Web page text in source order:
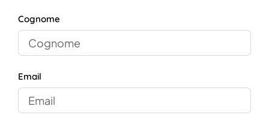
Cognome
Email